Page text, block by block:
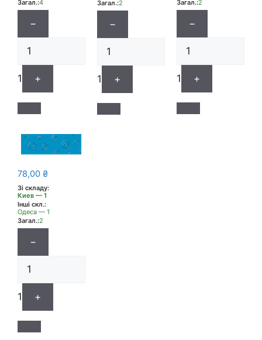
Загал.:4
−
1 +
Загал.:2
−
1 +
Загал.:2
−
1 +
78,00 ₴
Зі складу:
Киев — 1
Інші скл.:
Одеса — 1
Загал.:2
−
1 +